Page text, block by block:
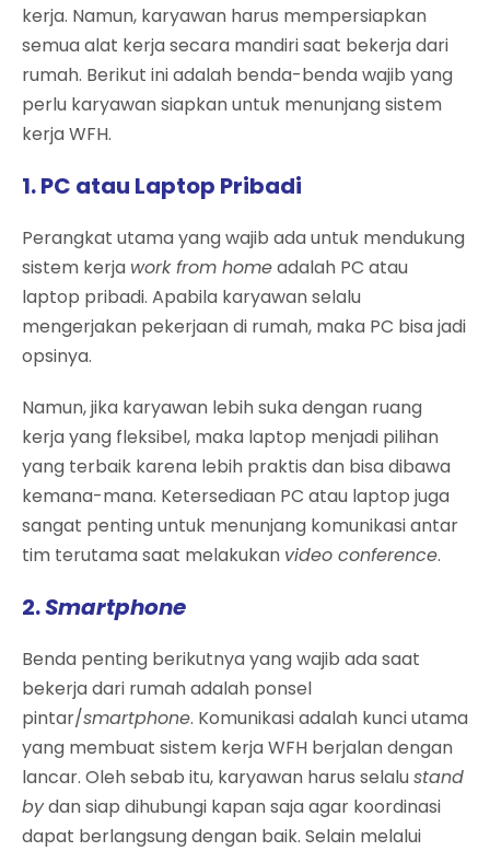
kerja. Namun, karyawan harus mempersiapkan
semua alat kerja secara mandiri saat bekerja dari
rumah. Berikut ini adalah benda-benda wajib yang
perlu karyawan siapkan untuk menunjang sistem
kerja WFH.
1. PC atau Laptop Pribadi
Perangkat utama yang wajib ada untuk mendukung
sistem kerja work from homeadalah PC atau
laptop pribadi. Apabila karyawan selalu
mengerjakan pekerjaan di rumah, maka PC bisa jadi
opsinya.
Namun, jika karyawan lebih suka dengan ruang
kerja yang fleksibel, maka laptop menjadi pilihan
yang terbaik karena lebih praktis dan bisa dibawa
kemana-mana. Ketersediaan PC atau laptop juga
sangat penting untuk menunjang komunikasi antar
tim terutama saat melakukan video conference.
2.Smartphone
Benda penting berikutnya yang wajib ada saat
bekerja dari rumah adalah ponsel
pintar/smartphone. Komunikasi adalah kunci utama
yang membuat sistem kerja WFH berjalan dengan
lancar. Oleh sebab itu, karyawan harus selalustand
bydan siap dihubungi kapan saja agar koordinasi
dapat berlangsung dengan baik. Selain melalui